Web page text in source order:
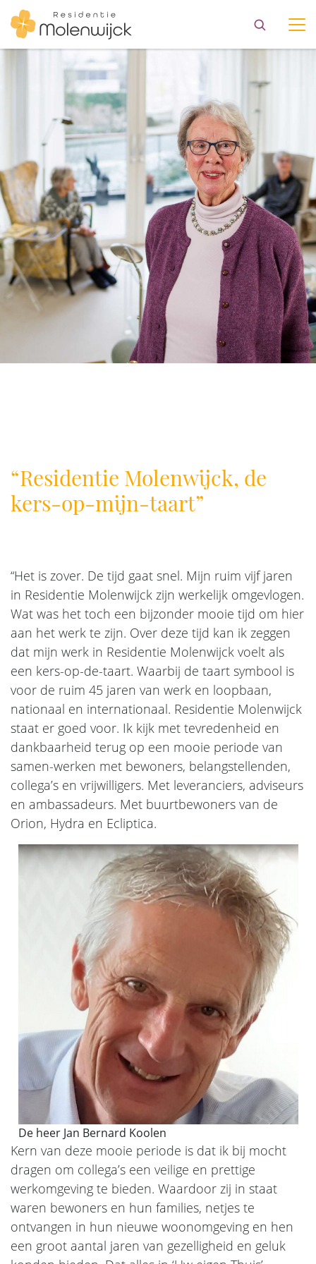
“Residentie Molenwijck, de
kers-op-mijn-taart”
“Het is zover. De tijd gaat snel. Mijn ruim vijf jaren
in Residentie Molenwijck zijn werkelijk omgevlogen.
Wat was het toch een bijzonder mooie tijd om hier
aan het werk te zijn. Over deze tijd kan ik zeggen
dat mijn werk in Residentie Molenwijck voelt als
een kers-op-de-taart. Waarbij de taart symbool is
voor de ruim 45 jaren van werk en loopbaan,
nationaal en internationaal. Residentie Molenwijck
staat er goed voor. Ik kijk met tevredenheid en
dankbaarheid terug op een mooie periode van
samen-werken met bewoners, belangstellenden,
collega’s en vrijwilligers. Met leveranciers, adviseurs
en ambassadeurs. Met buurtbewoners van de
Orion, Hydra en Ecliptica.
De heer Jan Bernard Koolen
Kern van deze mooie periode is dat ik bij mocht
dragen om collega’s een veilige en prettige
werkomgeving te bieden. Waardoor zij in staat
waren bewoners en hun families, netjes te
ontvangen in hun nieuwe woonomgeving en hen
een groot aantal jaren van gezelligheid en geluk